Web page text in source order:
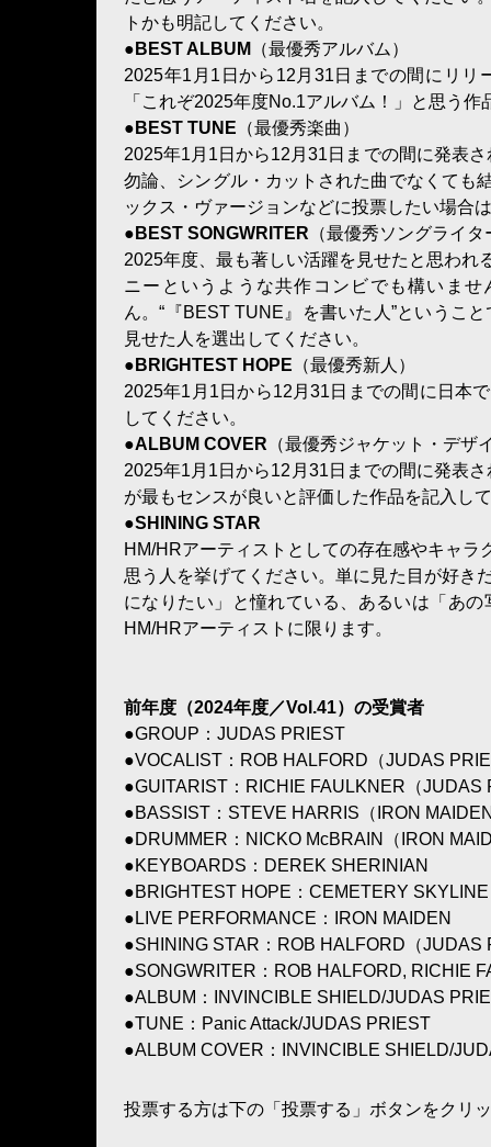
トかも明記してください。
●BEST ALBUM
（最優秀アルバム）
2025年1月1日から12月31日までの間にリリ
「これぞ2025年度No.1アルバム！」と思う
●BEST TUNE （最優秀楽曲）
2025年1月1日から12月31日までの間に発表
勿論、シングル・カットされた曲でなくても
ックス・ヴァージョンなどに投票したい場合
●BEST SONGWRITER （最優秀ソングライタ
2025年度、最も著しい活躍を見せたと思われ
ニーというような共作コンビでも構いま
ん。“『BEST TUNE』を書いた人”というこ
見せた人を選出してください。
●BRIGHTEST HOPE （最優秀新人）
2025年1月1日から12月31日までの間に日本
してください。
●ALBUM COVER （最優秀ジャケット・デザ
2025年1月1日から12月31日までの間に発表
が最もセンスが良いと評価した作品を記入し
●SHINING STAR
HM/HRアーティストとしての存在感やキャ
思う人を挙げてください。単に見た目が好き
になりたい」と憧れている、あるいは「あ
HM/HRアーティストに限ります。
前年度（2024年度／Vol.41）の受賞者
●GROUP：JUDAS PRIEST
●VOCALIST：ROB HALFORD（JUDAS
●GUITARIST：RICHIE FAULKNER（JUDAS
●BASSIST：STEVE HARRIS（IRON
●DRUMMER：NICKO McBRAIN（IRON
●KEYBOARDS：DEREK SHERINIAN
●BRIGHTEST HOPE：CEMETERY SKYLINE
●LIVE PERFORMANCE：IRON MAIDEN
●SHINING STAR：ROB HALFORD（JUDAS
●SONGWRITER：ROB HALFORD, RICHIE
●ALBUM：INVINCIBLE SHIELD/JUDAS
●TUNE：Panic Attack/JUDAS PRIEST
●ALBUM COVER：INVINCIBLE SHIELD/
投票する方は下の「投票する」ボタンをクリ